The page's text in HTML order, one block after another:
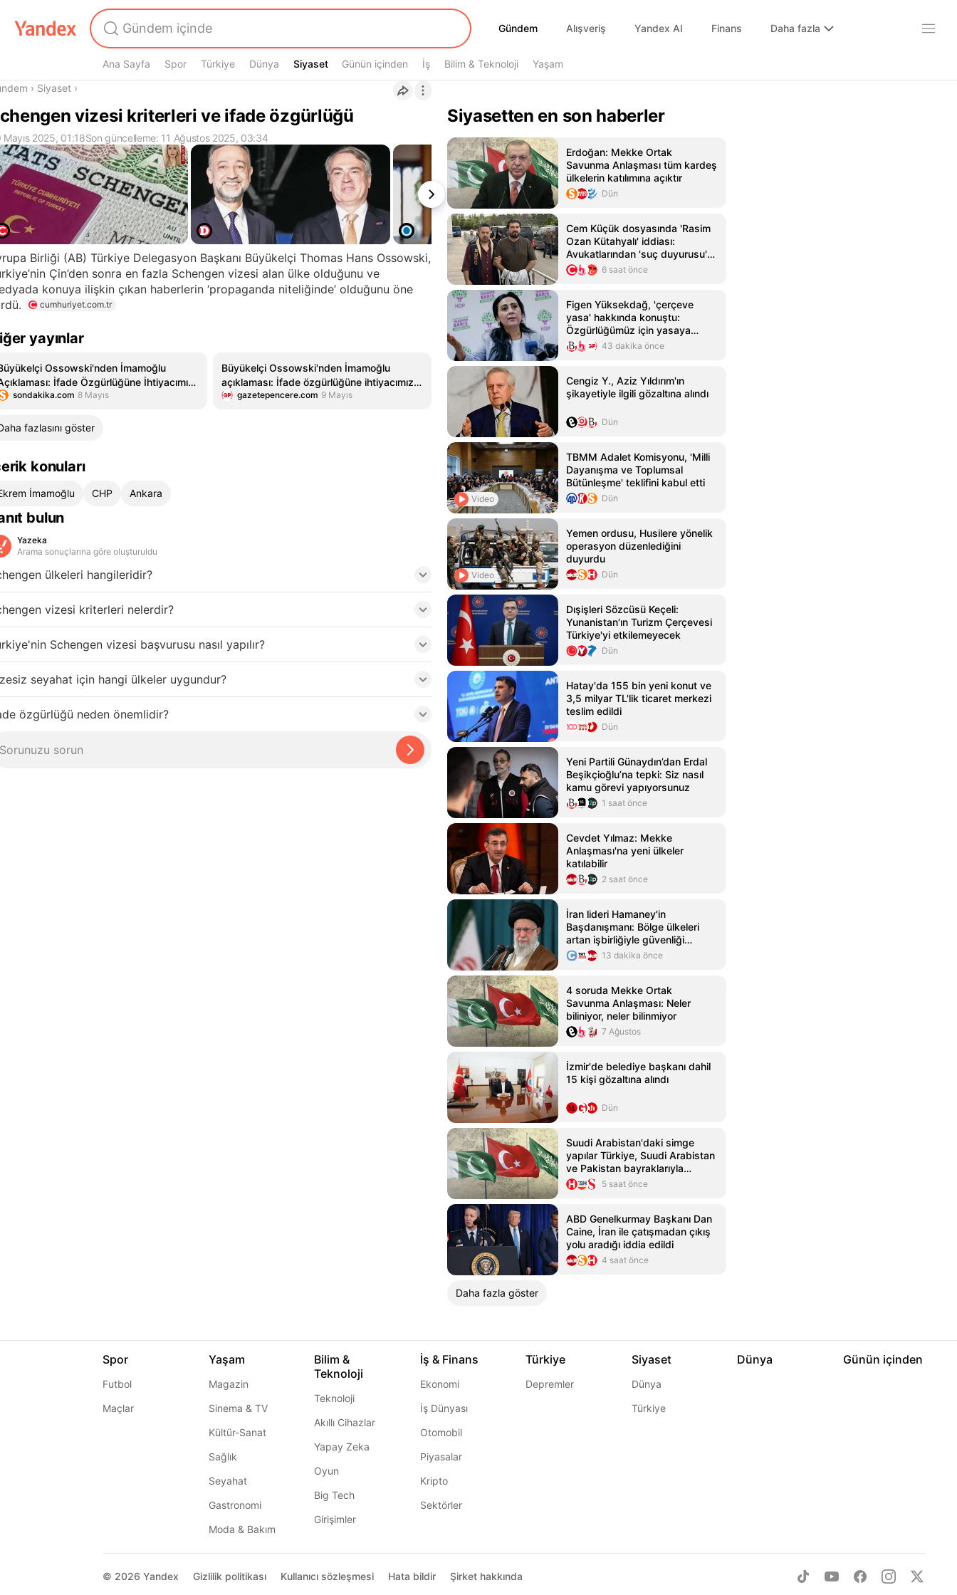
Gündem
Gündem Alışveriş Yandex AI Finans Daha fazla
Ana Sayfa Spor Türkiye Dünya Siyaset
Siyaset Günün içinden İş Bilim & Teknoloji Yaşam
› Siyaset ›
vizesi kriterleri ve ifade özgürlüğü
Mayıs 2025, 01:18Son güncelleme: 11 Ağustos 2025, 03:34
Birliği (AB) Türkiye Delegasyon Başkanı Büyükelçi Thomas Hans Ossowski,
Çin’den sonra en fazla Schengen vizesi alan ülke olduğunu ve
konuya ilişkin çıkan haberlerin ‘propaganda niteliğinde’ olduğunu öne
cumhuriyet.com.tr
yayınlar
Ossowski'nden İmamoğlu
İfade Özgürlüğüne İhtiyacımız
Son Gelişme Olumlu Değil
sondakika.com 8 Mayıs
Büyükelçi Ossowski'nden İmamoğlu
açıklaması: İfade özgürlüğüne ihtiyacımız
var, son gelişme olumlu değil
gazetepencere.com 9 Mayıs
fazlasını göster
konuları
İmamoğlu CHP Ankara
bulun
Yazeka
Arama sonuçlarına göre oluşturuldu
ülkeleri hangileridir?
vizesi kriterleri nelerdir?
Schengen vizesi başvurusu nasıl yapılır?
seyahat için hangi ülkeler uygundur?
özgürlüğü neden önemlidir?
Siyasetten en son haberler
Erdoğan: Mekke Ortak
Savunma Anlaşması tüm kardeş
ülkelerin katılımına açıktır
Dün
Cem Küçük dosyasında 'Rasim
Ozan Kütahyalı' iddiası:
Avukatlarından 'suç duyurusu'
hamlesi 6 saat önce
Figen Yüksekdağ, 'çerçeve
yasa' hakkında konuştu:
Özgürlüğümüz için yasaya
gerek yok43 dakika önce
Cengiz Y., Aziz Yıldırım'ın
şikayetiyle ilgili gözaltına alındı
Dün
Video
TBMM Adalet Komisyonu, 'Milli
Dayanışma ve Toplumsal
Bütünleşme' teklifini kabul etti
Dün
Video
Yemen ordusu, Husilere yönelik
operasyon düzenlediğini
duyurdu
Dün
Dışişleri Sözcüsü Keçeli:
Yunanistan'ın Turizm Çerçevesi
Türkiye'yi etkilemeyecek
Dün
Hatay'da 155 bin yeni konut ve
3,5 milyar TL'lik ticaret merkezi
teslim edildi
Dün
Yeni Partili Günaydın’dan Erdal
Beşikçioğlu’na tepki: Siz nasıl
kamu görevi yapıyorsunuz
1 saat önce
Cevdet Yılmaz: Mekke
Anlaşması'na yeni ülkeler
katılabilir
2 saat önce
İran lideri Hamaney'in
Başdanışmanı: Bölge ülkeleri
artan işbirliğiyle güvenliği
sağlayabilirler13 dakika önce
4 soruda Mekke Ortak
Savunma Anlaşması: Neler
biliniyor, neler bilinmiyor
7 Ağustos
İzmir'de belediye başkanı dahil
15 kişi gözaltına alındı
Dün
Suudi Arabistan'daki simge
yapılar Türkiye, Suudi Arabistan
ve Pakistan bayraklarıyla
ışıklandırıldı5 saat önce
ABD Genelkurmay Başkanı Dan
Caine, İran ile çatışmadan çıkış
yolu aradığı iddia edildi
4 saat önce
Daha fazla göster
Spor
Futbol
Maçlar
Yaşam
Magazin
Sinema & TV
Kültür-Sanat
Sağlık
Seyahat
Gastronomi
Moda & Bakım
Bilim &
Teknoloji
Teknoloji
Akıllı Cihazlar
Yapay Zeka
Oyun
Big Tech
Girişimler
İş & Finans
Ekonomi
İş Dünyası
Otomobil
Piyasalar
Kripto
Sektörler
Türkiye
Depremler
Siyaset
Dünya
Türkiye
Dünya Günün içinden
© 2026 Yandex Gizlilik politikası Kullanıcı sözleşmesi Hata bildir Şirket hakkında